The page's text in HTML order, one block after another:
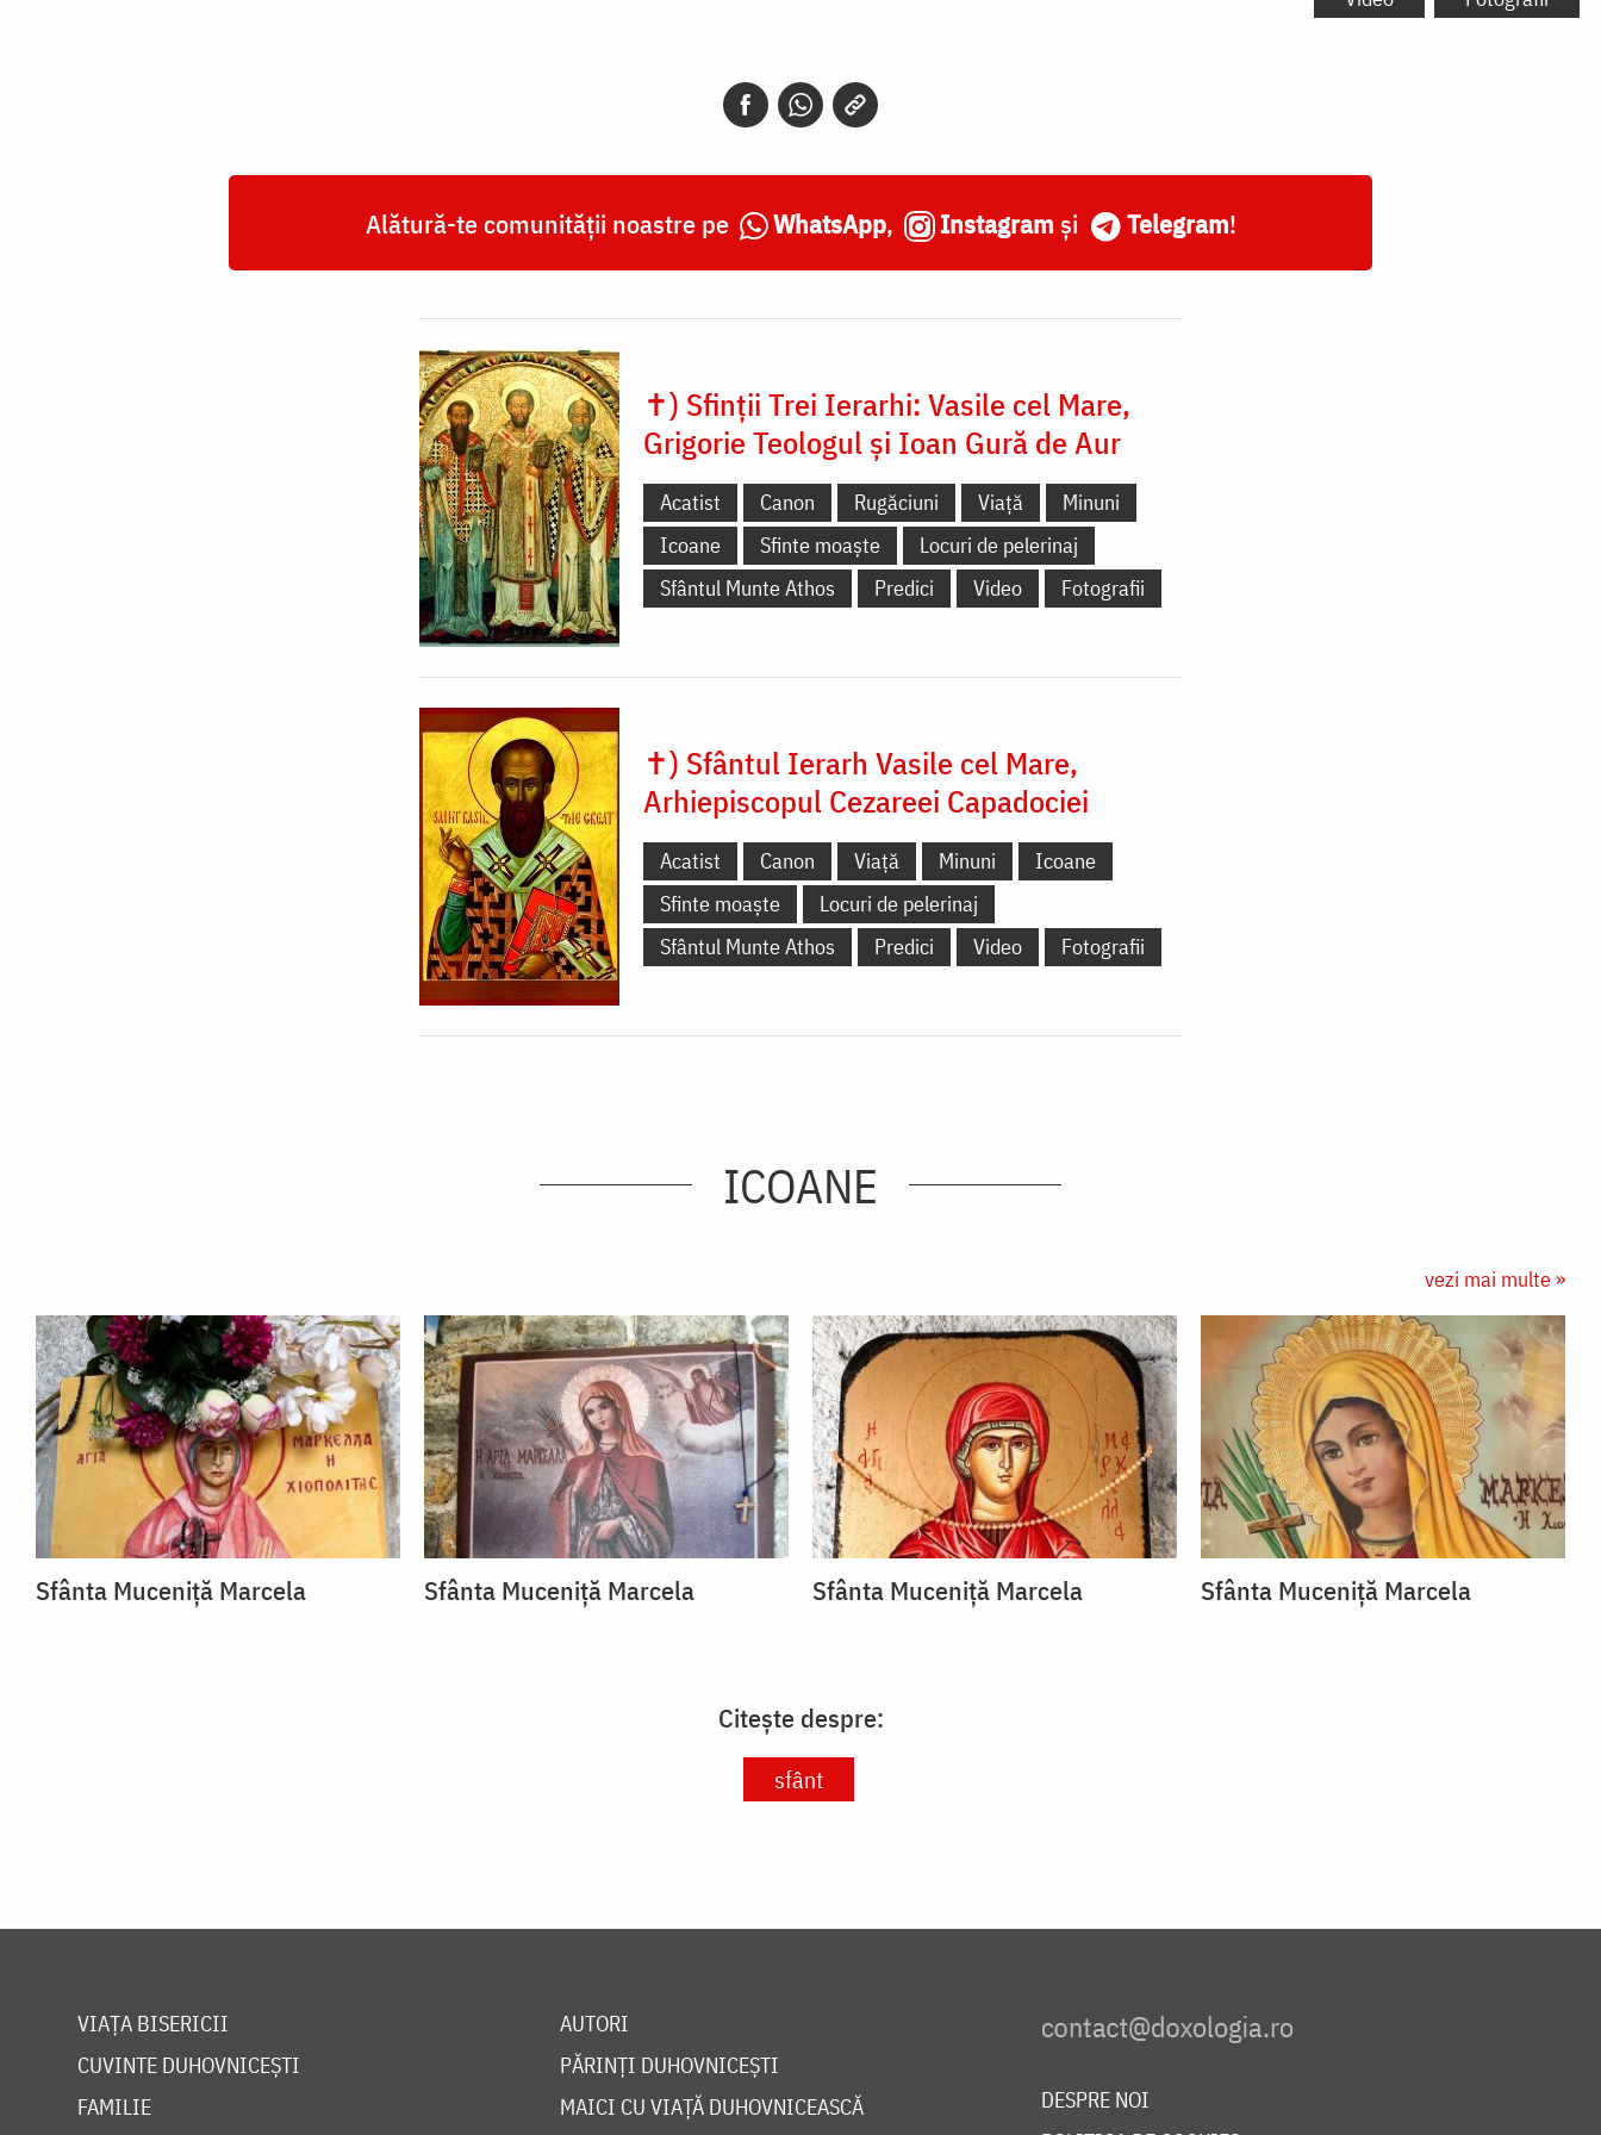
Alătură-te comunității noastre pe WhatsApp, Instagram și Telegram!
✝) Sfinții Trei Ierarhi: Vasile cel Mare,
Grigorie Teologul și Ioan Gură de Aur
Acatist Canon Rugăciuni Viață
Minuni
Icoane
Sfinte moaște
Locuri de pelerinaj
Sfântul Munte Athos
Predici Video Fotografii
✝) Sfântul Ierarh Vasile cel Mare,
Arhiepiscopul Cezareei Capadociei
Acatist Canon Viață Minuni
Icoane
Sfinte moaște
Locuri de pelerinaj
Sfântul Munte Athos
Predici Video Fotografii
ICOANE
vezi mai multe »
Sfânta Muceniță Marcela Sfânta Muceniță Marcela Sfânta Muceniță Marcela Sfânta Muceniță Marcela
Citește despre:
sfânt
VIAȚA BISERICII
CUVINTE DUHOVNICEȘTI
FAMILIE
AUTORI
PĂRINȚI DUHOVNICEȘTI
MAICI CU VIAȚĂ DUHOVNICEASCĂ
DESPRE NOI